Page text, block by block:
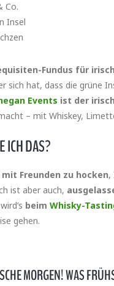
Co.
Insel
Fundus für
sich hat, dass die grüne
Events ist der
– mit Whiskey,
ICH DAS?
Freunden zu hocken,
ist aber auch,
beim Whisky-
gehen.
MORGEN! WAS